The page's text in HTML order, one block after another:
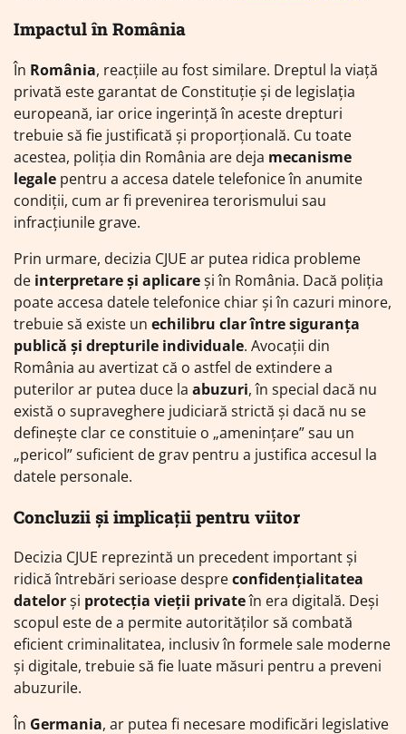
Impactul în România
În România, reacțiile au fost similare. Dreptul la viață
privată este garantat de Constituție și de legislația
europeană, iar orice ingerință în aceste drepturi
trebuie să fie justificată și proporțională. Cu toate
acestea, poliția din România are deja mecanisme
legale pentru a accesa datele telefonice în anumite
condiții, cum ar fi prevenirea terorismului sau
infracțiunile grave.
Prin urmare, decizia CJUE ar putea ridica probleme
de interpretare și aplicareși în România. Dacă poliția
poate accesa datele telefonice chiar și în cazuri minore,
trebuie să existe un echilibru clar între siguranța
publică și drepturile individuale. Avocații din
România au avertizat că o astfel de extindere a
puterilor ar putea duce la abuzuri, în special dacă nu
există o supraveghere judiciară strictă și dacă nu se
definește clar ce constituie o „amenințare” sau un
„pericol” suficient de grav pentru a justifica accesul la
datele personale.
Concluzii și implicații pentru viitor
Decizia CJUE reprezintă un precedent important și
ridică întrebări serioase despreconfidențialitatea
datelorși protecția vieții privateîn era digitală. Deși
scopul este de a permite autorităților să combată
eficient criminalitatea, inclusiv în formele sale moderne
și digitale, trebuie să fie luate măsuri pentru a preveni
abuzurile.
În Germania, ar putea fi necesare modificări legislative